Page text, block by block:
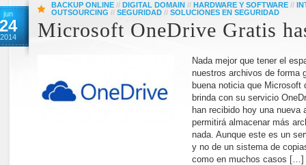
jun
24
2014
BACKUP ONLINE // DIGITAL DOMAIN // HARDWARE Y SOFTWARE //
OUTSOURCING // SEGURIDAD // SOLUCIONES EN SEGURIDAD
Microsoft OneDrive Gratis
Nada mejor que tener el
nuestros archivos de forma
buena noticia que Microsoft
brinda con su servicio
han recibido hoy una nueva
permitirá almacenar más
nada. Aunque este es un
y no de un sistema de
como en muchos casos […]